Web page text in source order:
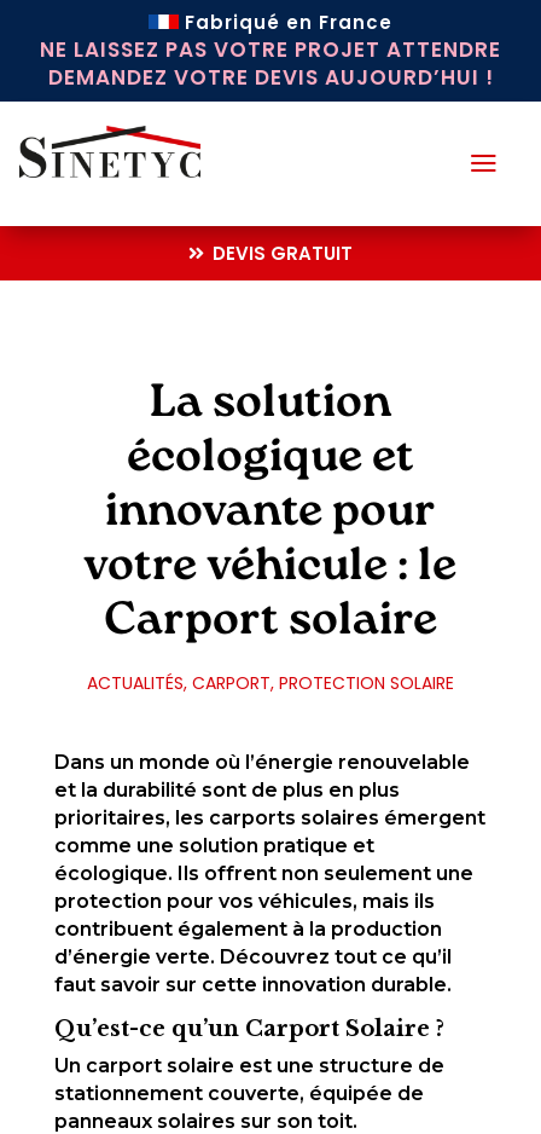
Fabriqué en France
NE LAISSEZ PAS VOTRE PROJET ATTENDRE
DEMANDEZ VOTRE DEVIS AUJOURD’HUI !
a
DEVIS GRATUIT
La solution
écologique et
innovante pour
votre véhicule : le
Carport solaire
ACTUALITÉS, CARPORT, PROTECTION SOLAIRE
Dans un monde où l’énergie renouvelable
et la durabilité sont de plus en plus
prioritaires, les carports solaires émergent
comme une solution pratique et
écologique. Ils offrent non seulement une
protection pour vos véhicules, mais ils
contribuent également à la production
d’énergie verte. Découvrez tout ce qu’il
faut savoir sur cette innovation durable.
Qu’est-ce qu’un Carport Solaire ?
Un carport solaire est une structure de
stationnement couverte, équipée de
panneaux solaires sur son toit.